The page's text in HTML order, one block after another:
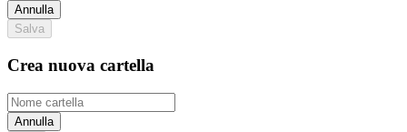
Annulla
Salva
Crea nuova cartella
Annulla